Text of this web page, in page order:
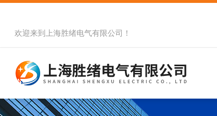
欢迎来到 上海胜绪电气有限公司 ！